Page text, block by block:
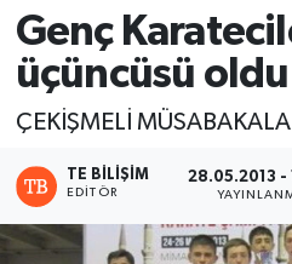
Genç
üçüncüsü oldu
ÇEKİŞMELİ
TE BILIŞIM
EDITÖR
28.05.2013 -